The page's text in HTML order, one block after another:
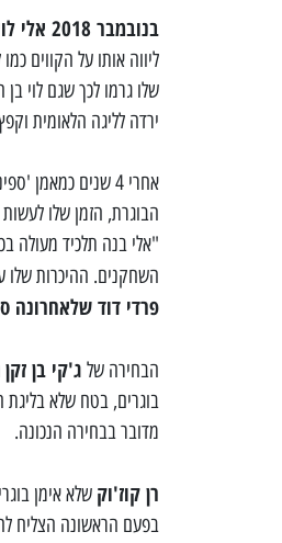
בנובמבר 2018 אלי לוי הגיע לראשונה למ.ס אשדוד
ליווה אותו על הקווים
ירדה לליגה הלאומית
אחרי 4 שנים
הבוגרת, הזמן שלו
"אלי בנה תלכיד מעולה
השחקנים. ההיכרות
פרדי דוד שלאחרונה
הבחירה של ג'קי בן זקן
בוגרים, בטח שלא בליגת
מדובר בבחירה הנכונה.
רן קוז'וק שלא אימן
בפעם הראשונה הצליח